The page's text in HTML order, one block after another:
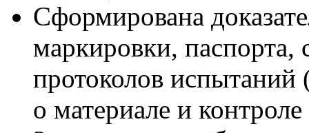
Сформирована
маркировки, паспорта,
протоколов
о материале и контроле